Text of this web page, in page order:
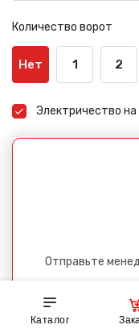
Количество ворот
Нет 1 2
Электричество на
Отправьте
Каталог